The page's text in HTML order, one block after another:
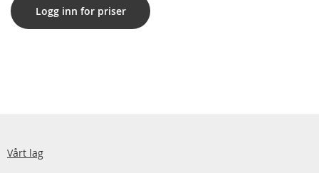
Logg inn for priser
Vårt lag